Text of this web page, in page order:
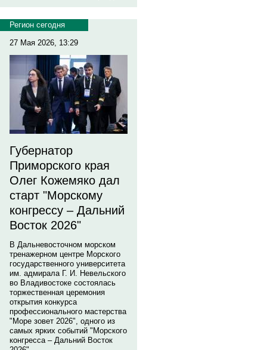
Регион сегодня
27 Мая 2026, 13:29
Губернатор
Приморского края
Олег Кожемяко дал
старт "Морскому
конгрессу – Дальний
Восток 2026"
В Дальневосточном морском
тренажерном центре Морского
государственного университета
им. адмирала Г. И. Невельского
во Владивостоке состоялась
торжественная церемония
открытия конкурса
профессионального мастерства
"Море зовет 2026", одного из
самых ярких событий "Морского
конгресса – Дальний Восток